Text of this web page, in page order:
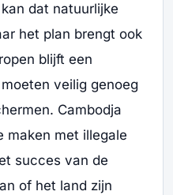
dat natuurlijke
het plan brengt ook
blijft een
veilig genoeg
Cambodja
maken met illegale
succes van de
of het land zijn